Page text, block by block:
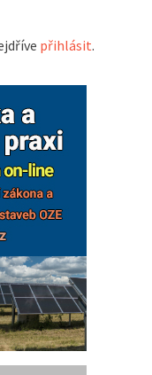
přihlásit.